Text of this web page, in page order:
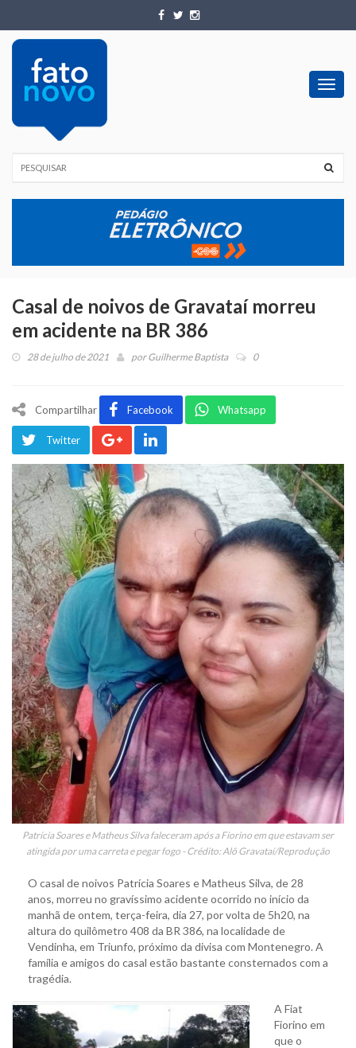
Casal de noivos de Gravataí morreu
em acidente na BR 386
28 de julho de 2021 porGuilherme Baptista 0
Compartilhar Facebook Whatsapp
Twitter
Patrícia Soares e Matheus Silva faleceram após a Fiorino em que estavam ser
atingida por uma carreta e pegar fogo - Crédito: Alô Gravataí/Reprodução
O casal de noivos Patrícia Soares e Matheus Silva, de 28
anos, morreu no gravíssimo acidente ocorrido no início da
manhã de ontem, terça-feira, dia 27, por volta de 5h20, na
altura do quilômetro 408 da BR 386, na localidade de
Vendinha, em Triunfo, próximo da divisa com Montenegro. A
família e amigos do casal estão bastante consternados com a
tragédia.
A Fiat
Fiorino em
que o